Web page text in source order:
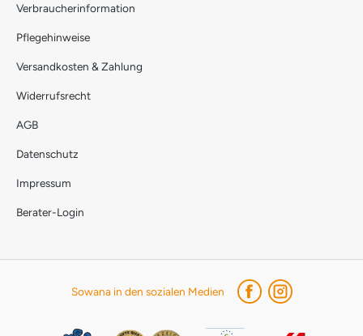
Verbraucherinformation
Pflegehinweise
Versandkosten & Zahlung
Widerrufsrecht
AGB
Datenschutz
Impressum
Berater-Login
Sowana in den sozialen Medien